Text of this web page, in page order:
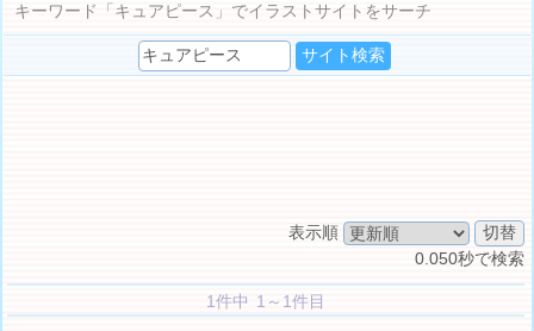
キーワード「キュアピース」でイラストサイトをサーチ
表示順
0.050秒で検索
1件中 1～1件目